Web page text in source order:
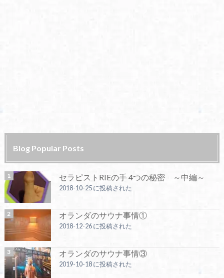
Blog Popular Posts
セラピストRIEの手 4つの秘密 ～中編～
2018-10-25 に投稿された
オランダのサウナ事情①
2018-12-26 に投稿された
オランダのサウナ事情③
2019-10-18 に投稿された